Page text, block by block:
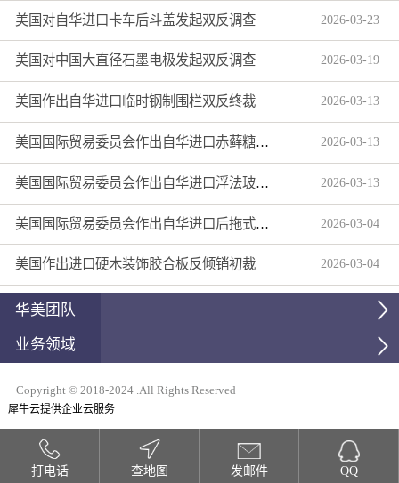
美国对自华进口卡车后斗盖发起双反调查 2026-03-23
美国对中国大直径石墨电极发起双反调查 2026-03-19
美国作出自华进口临时钢制围栏双反终裁 2026-03-13
美国国际贸易委员会作出自华进口赤藓糖醇双反产业损害终裁 2026-03-13
美国国际贸易委员会作出自华进口浮法玻璃制品双反产业损害终裁 2026-03-13
美国国际贸易委员会作出自华进口后拖式草地维护设备及相关零部件第三次反倾销日落复审产业损害终裁 2026-03-04
美国作出进口硬木装饰胶合板反倾销初裁 2026-03-04
华美团队
业务领域
Copyright © 2018-2024 .All Rights Reserved
犀牛云提供企业云服务
打电话 查地图 发邮件 QQ